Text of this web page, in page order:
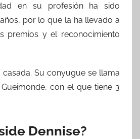
en su profesión ha sido
por lo que la ha llevado a
premios y el reconocimiento
Su conyugue se llama
con el que tiene 3
Dennise?